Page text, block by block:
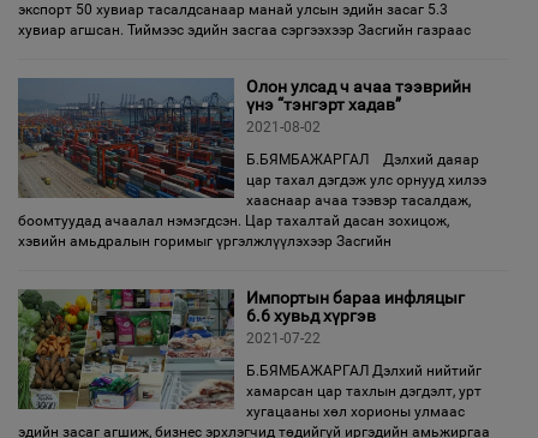
экспорт 50 хувиар тасалдсанаар манай улсын эдийн засаг 5.3
хувиар агшсан. Тиймээс эдийн засгаа сэргээхээр Засгийн газраас
Олон улсад ч ачаа тээврийн
үнэ “тэнгэрт хадав”
2021-08-02
Б.БЯМБАЖАРГАЛ Дэлхий даяар
цар тахал дэгдэж улс орнууд хилээ
хааснаар ачаа тээвэр тасалдаж,
боомтуудад ачаалал нэмэгдсэн. Цар тахалтай дасан зохицож,
хэвийн амьдралын горимыг үргэлжлүүлэхээр Засгийн
Импортын бараа инфляцыг
6.6 хувьд хүргэв
2021-07-22
Б.БЯМБАЖАРГАЛ Дэлхий нийтийг
хамарсан цар тахлын дэгдэлт, урт
хугацааны хөл хорионы улмаас
эдийн засаг агшиж, бизнес эрхлэгчид төдийгүй иргэдийн амьжиргаа